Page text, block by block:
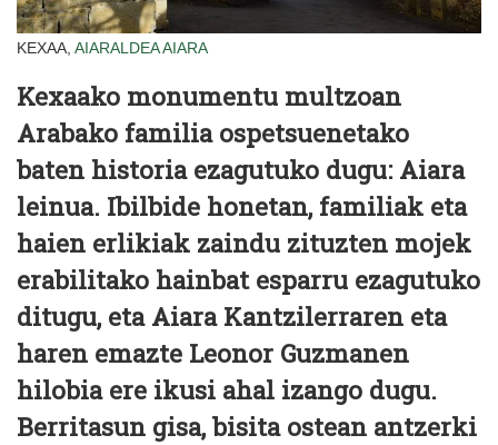
KEXAA, AIARALDEAAIARA
Kexaako monumentu multzoan
Arabako familia ospetsuenetako
baten historia ezagutuko dugu: Aiara
leinua. Ibilbide honetan, familiak eta
haien erlikiak zaindu zituzten mojek
erabilitako hainbat esparru ezagutuko
ditugu, eta Aiara Kantzilerraren eta
haren emazte Leonor Guzmanen
hilobia ere ikusi ahal izango dugu.
Berritasun gisa, bisita ostean antzerki